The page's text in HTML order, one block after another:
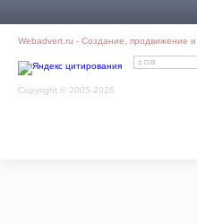
Webadvert.ru - Создание, продвижение
Copyright © 2005-2026